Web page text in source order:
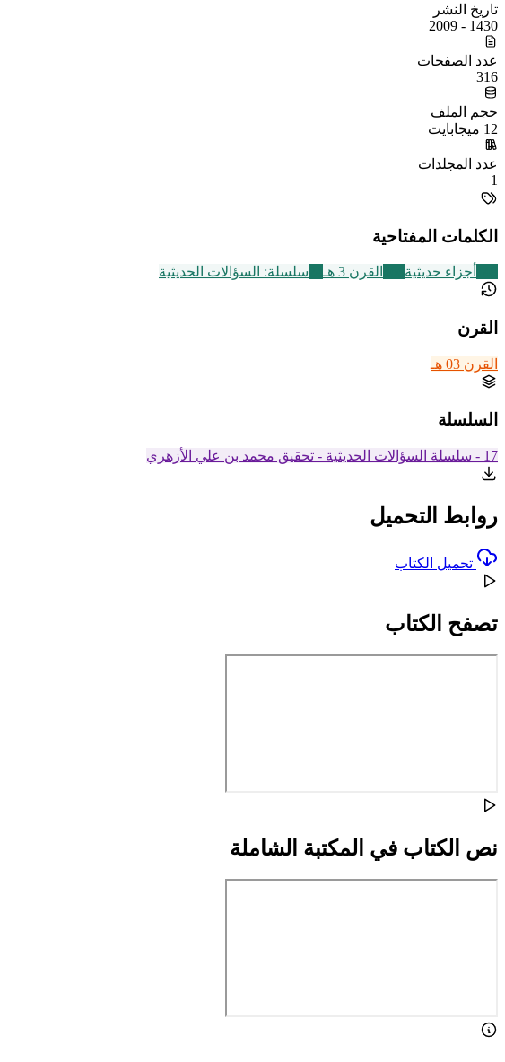
تاريخ النشر
1430 - 2009
عدد الصفحات
316
حجم الملف
12 ميجابايت
عدد المجلدات
1
الكلمات المفتاحية
أجزاء حديثية القرن 3 هـ سلسلة: السؤالات الحديثية
القرن
القرن 03 هـ
السلسلة
17 - سلسلة السؤالات الحديثية - تحقيق محمد بن علي الأزهري
روابط التحميل
تحميل الكتاب
تصفح الكتاب
نص الكتاب في المكتبة الشاملة